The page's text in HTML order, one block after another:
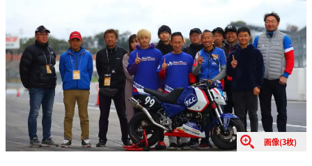
画像(3枚)